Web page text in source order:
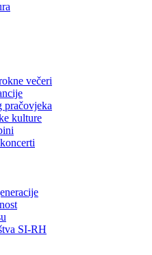
večeri
pračovjeka
kulture
SI-RH